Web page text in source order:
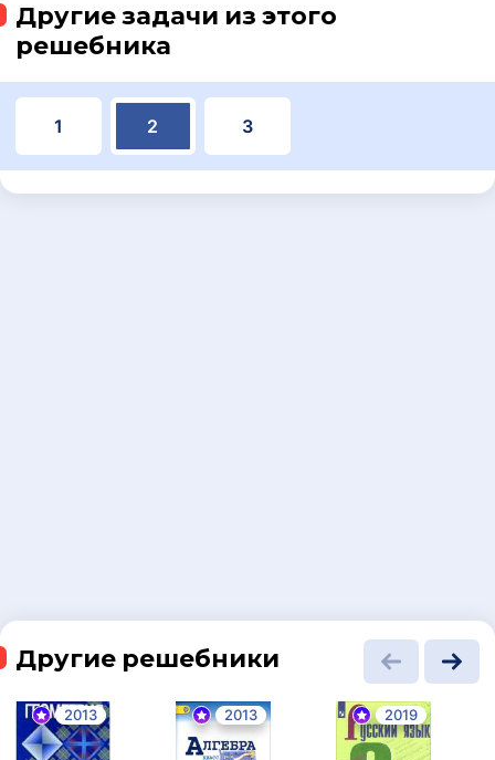
Другие задачи из этого
решебника
1 2 3
Другие решебники
2013 2013 2019